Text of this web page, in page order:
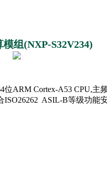
组(NXP-S32V234)
ARM Cortex-A53 CPU,
ASIL-B等级功